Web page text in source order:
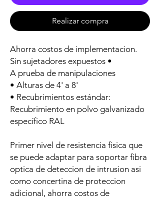
Realizar compra
Ahorra costos de implementacion.
Sin sujetadores expuestos •
A prueba de manipulaciones
• Alturas de 4' a 8'
• Recubrimientos estándar:
Recubrimiento en polvo galvanizado
específico RAL
Primer nivel de resistencia fisica que
se puede adaptar para soportar fibra
optica de deteccion de intrusion asi
como concertina de proteccion
adicional, ahorra costos de